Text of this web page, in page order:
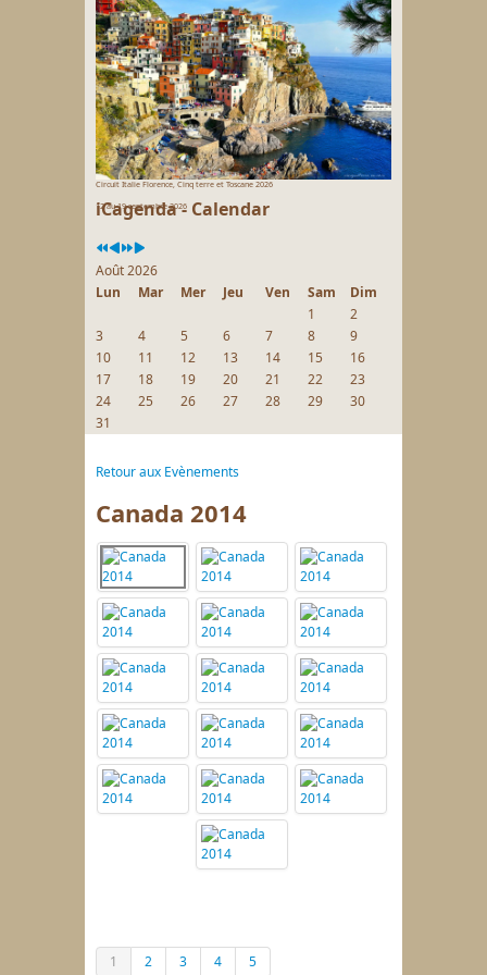
Circuit Italie Florence, Cinq terre et Toscane 2026
12 au 19 septembre 2026
iCagenda - Calendar
Août 2026
Lun
Mar Mer Jeu Ven Sam
Dim
1
2
3
4 5 6 7 8
9
10
11 12 13 14 15
16
17
18 19 20 21 22
23
24
25 26 27 28 29
30
31
Retour aux Evènements
Canada 2014
1 2 3 4 5